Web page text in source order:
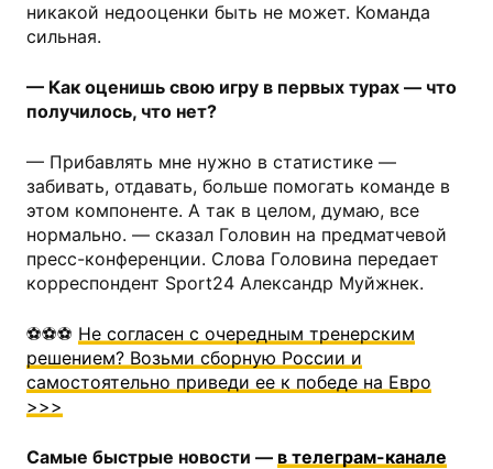
никакой недооценки быть не может. Команда
сильная.
— Как оценишь свою игру в первых турах — что
получилось, что нет?
— Прибавлять мне нужно в статистике —
забивать, отдавать, больше помогать команде в
этом компоненте. А так в целом, думаю, все
нормально. — сказал Головин на предматчевой
пресс-конференции. Слова Головина передает
корреспондент Sport24 Александр Муйжнек.
⚽️⚽️⚽️ Не согласен с очередным тренерским
решением? Возьми сборную России и
самостоятельно приведи ее к победе на Евро
>>>
Самые быстрые новости — в телеграм-канале